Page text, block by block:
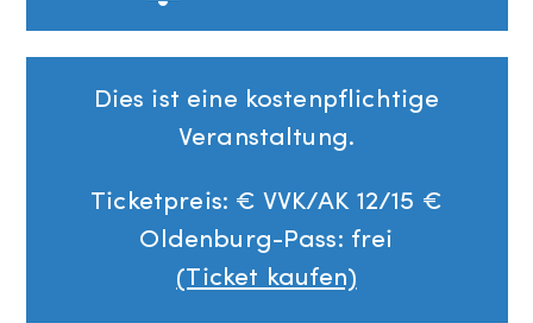
Dies ist eine kostenpflichtige
Veranstaltung.
Ticketpreis: € VVK/AK 12/15 €
Oldenburg-Pass: frei
(Ticket kaufen)